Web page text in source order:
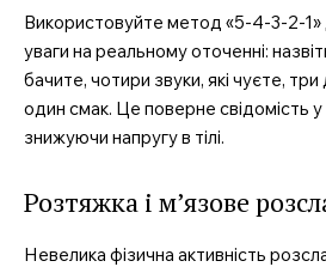
Використовуйте метод «5-4-3-2-1»
уваги на реальному оточенні:
бачите, чотири звуки, які чуєте, три
один смак. Це поверне свідомість
знижуючи напругу в тілі.
Розтяжка і м’язове
Невелика фізична активність